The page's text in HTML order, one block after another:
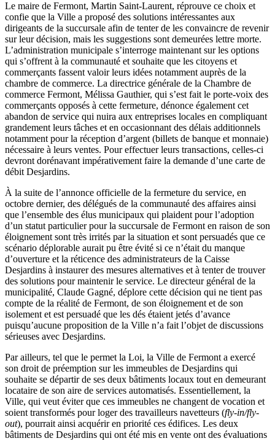
Le maire de Fermont, Martin Saint-Laurent, réprouve ce choix et
confie que la Ville a proposé des solutions intéressantes aux
dirigeants de la succursale afin de tenter de les convaincre de revenir
sur leur décision, mais les suggestions sont demeurées lettre morte.
L’administration municipale s’interroge maintenant sur les options
qui s’offrent à la communauté et souhaite que les citoyens et
commerçants fassent valoir leurs idées notamment auprès de la
chambre de commerce. La directrice générale de la Chambre de
commerce Fermont, Mélissa Gauthier, qui s’est fait le porte-voix des
commerçants opposés à cette fermeture, dénonce également cet
abandon de service qui nuira aux entreprises locales en compliquant
grandement leurs tâches et en occasionnant des délais additionnels
notamment pour la réception d’argent (billets de banque et monnaie)
nécessaire à leurs ventes. Pour effectuer leurs transactions, celles-ci
devront dorénavant impérativement faire la demande d’une carte de
débit Desjardins.
À la suite de l’annonce officielle de la fermeture du service, en
octobre dernier, des délégués de la communauté des affaires ainsi
que l’ensemble des élus municipaux qui plaident pour l’adoption
d’un statut particulier pour la succursale de Fermont en raison de son
éloignement sont très irrités par la situation et sont persuadés que ce
scénario déplorable aurait pu être évité si ce n’était du manque
d’ouverture et la réticence des administrateurs de la Caisse
Desjardins à instaurer des mesures alternatives et à tenter de trouver
des solutions pour maintenir le service. Le directeur général de la
municipalité, Claude Gagné, déplore cette décision qui ne tient pas
compte de la réalité de Fermont, de son éloignement et de son
isolement et est persuadé que les dés étaient jetés d’avance
puisqu’aucune proposition de la Ville n’a fait l’objet de discussions
sérieuses avec Desjardins.
Par ailleurs, tel que le permet la Loi, la Ville de Fermont a exercé
son droit de préemption sur les immeubles de Desjardins qui
souhaite se départir de ses deux bâtiments locaux tout en demeurant
locataire de son aire de services automatisés. Essentiellement, la
Ville, qui veut éviter que ces immeubles ne changent de vocation et
soient transformés pour loger des travailleurs navetteurs (fly-in/fly-
out), pourrait ainsi acquérir en priorité ces édifices. Les deux
bâtiments de Desjardins qui ont été mis en vente ont des évaluations